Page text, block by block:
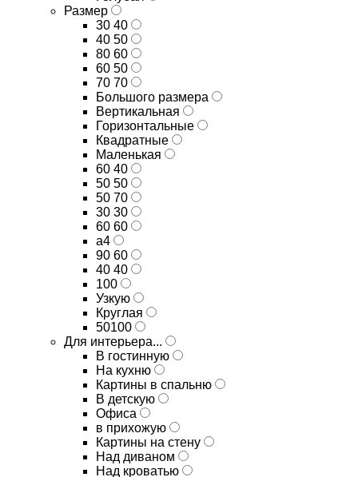
Размер
30 40
40 50
80 60
60 50
70 70
Большого размера
Вертикальная
Горизонтальные
Квадратные
Маленькая
60 40
50 50
50 70
30 30
60 60
а4
90 60
40 40
100
Узкую
Круглая
50100
Для интерьера...
В гостинную
На кухню
Картины в спальню
В детскую
Офиса
в прихожую
Картины на стену
Над диваном
Над кроватью